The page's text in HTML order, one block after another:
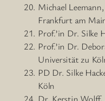
Michael
Frankfurt am
Prof.’in Dr. Silke
Prof.’in Dr.
Universität zu
PD Dr. Silke
Köln
Dr. Kerstin